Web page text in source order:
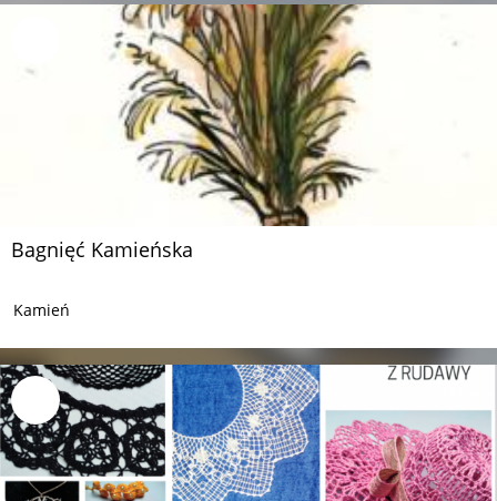
Bagnięć Kamieńska
Kamień